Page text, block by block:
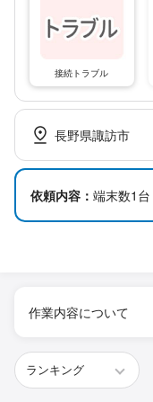
接続トラブル
長野県諏訪市
依頼内容： 端末数1台
作業内容について